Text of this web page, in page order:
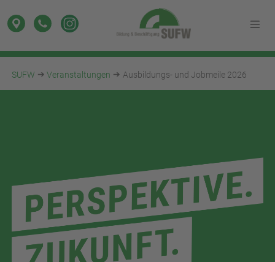
SUFW Veranstaltungen Ausbildungs- und Jobmeile 2026